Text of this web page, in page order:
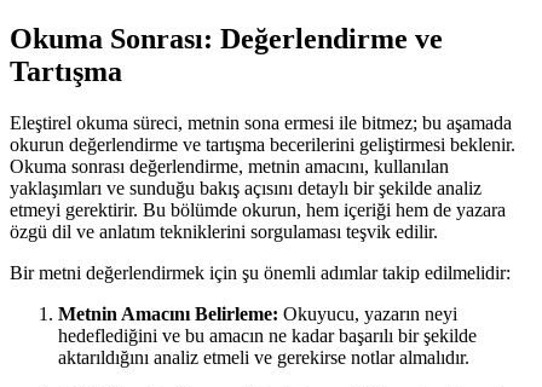
Okuma Sonrası: Değerlendirme ve
Tartışma
Eleştirel okuma süreci, metnin sona ermesi ile bitmez; bu aşamada
okurun değerlendirme ve tartışma becerilerini geliştirmesi beklenir.
Okuma sonrası değerlendirme, metnin amacını, kullanılan
yaklaşımları ve sunduğu bakış açısını detaylı bir şekilde analiz
etmeyi gerektirir. Bu bölümde okurun, hem içeriği hem de yazara
özgü dil ve anlatım tekniklerini sorgulaması teşvik edilir.
Bir metni değerlendirmek için şu önemli adımlar takip edilmelidir:
Metnin Amacını Belirleme: Okuyucu, yazarın neyi
hedeflediğini ve bu amacın ne kadar başarılı bir şekilde
aktarıldığını analiz etmeli ve gerekirse notlar almalıdır.